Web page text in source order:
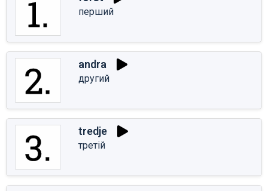
перший
andra
другий
tredje
третій